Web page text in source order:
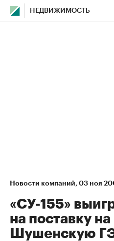
НЕДВИЖИМОСТЬ
Новости компаний⁠, 03 ноя
«СУ-155»
на поставку
Шушенскую